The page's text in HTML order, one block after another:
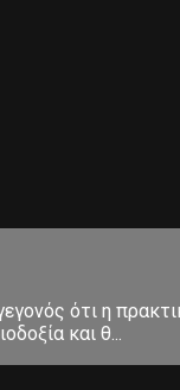
ότι η
και θ...